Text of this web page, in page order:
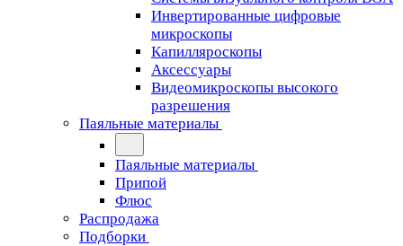
Инвертированные цифровые
микроскопы
Капилляроскопы
Аксессуары
Видеомикроскопы высокого
разрешения
Паяльные материалы
Паяльные материалы
Припой
Флюс
Распродажа
Подборки